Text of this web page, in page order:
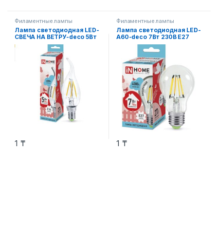
Филаментные лампы
Лампа светодиодная LED-
СВЕЧА НА ВЕТРУ-deco 5Вт
230В Е27 4000К 450Лм
прозрачная IN HOME
1 ₸
Филаментные лампы
Лампа светодиодная LED-
A60-deco 7Вт 230В Е27
4000К 630Лм прозрачная
IN HOME
1 ₸